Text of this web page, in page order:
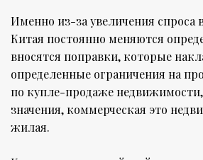
Именно из-за увеличения спроса
Китая постоянно меняются
вносятся поправки, которые
определенные ограничения на
по купле-продаже
значения, коммерческая это
жилая.